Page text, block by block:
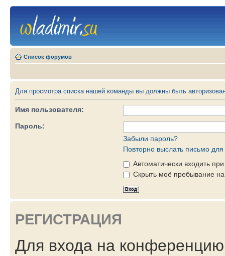
Список форумов
Для просмотра списка нашей команды вы должны быть
Имя пользователя:
Пароль:
Забыли пароль?
Повторно выслать письмо для
Автоматически входить
Скрыть моё пребывание
РЕГИСТРАЦИЯ
Для входа на